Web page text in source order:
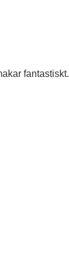
fantastiskt.